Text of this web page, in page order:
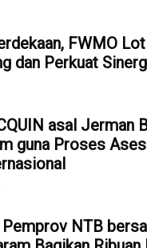
FWMO
dan Perkuat
asal Jerman
guna Proses
Pemprov NTB